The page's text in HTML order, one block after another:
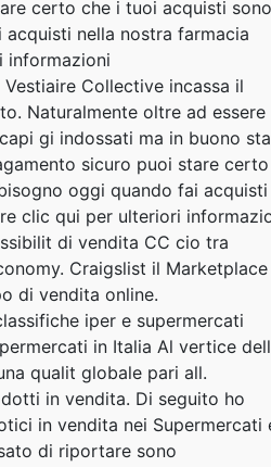
certo che i tuoi acquisti sono
nella nostra farmacia
informazioni
Collective incassa il
Naturalmente oltre ad essere
gi indossati ma in buono
sicuro puoi stare certo
oggi quando fai acquisti
clic qui per ulteriori
di vendita CC cio tra
Craigslist il
di vendita online.
iper e supermercati
in Italia Al vertice
qualit globale pari all.
in vendita. Di seguito ho
in vendita nei Supermercati
di riportare sono